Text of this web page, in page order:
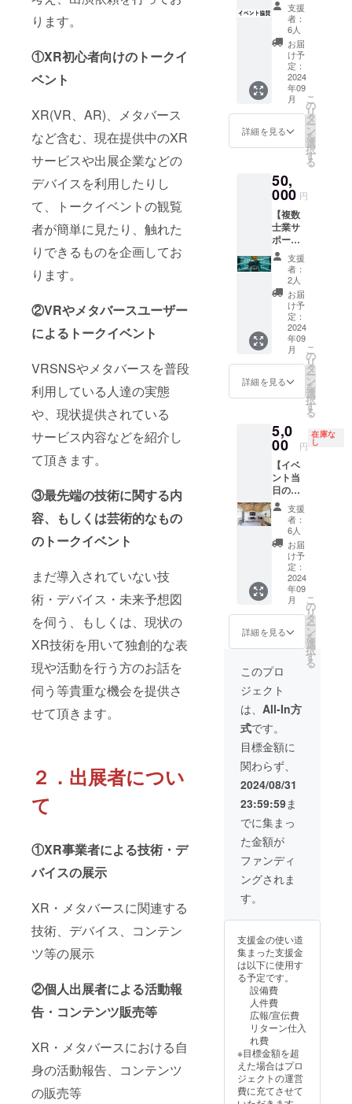
ります。
①XR初心者向けのトークイ
ベント
XR(VR、AR)、メタバース
など含む、現在提供中のXR
サービスや出展企業などの
デバイスを利用したりし
て、トークイベントの観覧
者が簡単に見たり、触れた
りできるものを企画してお
ります。
②VRやメタバースユーザー
によるトークイベント
VRSNSやメタバースを普段
利用している人達の実態
や、現状提供されている
サービス内容などを紹介し
て頂きます。
③最先端の技術に関する内
容、もしくは芸術的なもの
のトークイベント
まだ導入されていない技
術・デバイス・未来予想図
を伺う、もしくは、現状の
XR技術を用いて独創的な表
現や活動を行う方のお話を
伺う等貴重な機会を提供さ
せて頂きます。
２．出展者につい
て
①XR事業者による技術・デ
バイスの展示
XR・メタバースに関連する
技術、デバイス、コンテン
ツ等の展示
②個人出展者による活動報
告・コンテンツ販売等
XR・メタバースにおける自
身の活動報告、コンテンツ
の販売等
をご記
入くだ
さい。
・掲載
期間：
2024年
9月初旬
～イベ
ント終
(予定)
(予定)
※販売
数が多
い場合
は更に
お時間
を要す
場合が
ありま
弊社
Webサ
ント
ページ
内に支
援者様
のお名
前(ニッ
クネー
ム)を掲
載 ・掲
載方
法：文
字の
み、ロ
ゴ／バ
ナーの
不可 ・
ご指定
アカウ
ント名
のまま
掲載致
しま
す。 ・
アカウ
ント名
と異な
る名前
で掲載
ご希望
の場合
は必ず
備考欄
される
お名前
入くだ
さい。
・掲載
期間：
2024年
9月初旬
～イベ
ント終
了まで
(予定)
28日
(土) ・
出展者
準備、
搬入開
始：
11：
00(予
定) ・イ
ベント
時間：
終退
出：
19：00
※ご連絡
事項※
・当日
の展示
内容に
ついて
概要を
備考欄
にご記
入くだ
さい。
・ブー
装飾
品、展
搬入・
当日搬
出が可
能な範
囲でお
願い致
しま
す。 ・
電力使
用を希
望され
る場合
は事前
にお知
らせく
い。
また、
電力を
使用す
る展示
等は実
施でき
ませ
ん。 ・
来場者
の方へ
の現地
での対
面販売
を希望
される
場合は
事前に
お知ら
せくだ
展希望
内容が
本イベ
ント内
容と乖
離して
いると
判断し
た場合
は、
出展を
ご遠慮
頂く場
合があ
りま
・メイ
ンビ
ジュア
ル：ピ
ンク、
ルー、
グリー
ン ・サ
イズ展
開：Lサ
開：白
・発送
予定：
2024年
9月中旬
～下旬
●弊社
Webサ
イトの
本イベ
ント
ページ
内に支
援者様
のお名
前(ニッ
クネー
法：文
字の
み、ロ
ゴ／バ
ナーの
掲載は
不可 ・
ご指定
が無い
場合は
アカウ
ント名
のまま
掲載致
しま
アカウ
ント名
る名前
で掲載
ご希望
の場合
備考欄
に希望
される
お名前
をご記
入くだ
さい。
・掲載
期間：
2024年
9月初旬
～イベ
ント終
ントの
協賛企
業・団
体等を
募集し
ます！
MIN合
同会社
は本イ
ベント
だけで
なく、
メタ
バー
ス、
XR(VR
・AR
等)の普
及や
ユー
ザー間
交流促
進、事
業者支
援、並
びにそ
れらに
関連し
た地域
と 考え
ており
ます。
次回の
Metapa
vilion(
メタパ
ビリオ
ン)開催
の為に
も何卒
協賛の
ご協力
をお願
い致し
ます。
●本イベ
への掲
社Web
サイト
の本イ
ベント
ページ
内に支
援者様
のお名
クネー
ム)を掲
載 ・掲
載方
法：文
字＆ロ
ゴ／バ
能 ・個
別に連
絡致し
ますの
で、掲
載情報
をご提
供くだ
さい。
・掲載
期間：
2024年
9月初旬
～イベ
ント終
支援
者：
6人
お届
け予
定：
2024
年09
月
詳細を見る
こ
の
リ
タ
ー
ン
を
選
択
す
る
50,
000 円
【複数
士業サ
ポー
ト、相
談】
MIN合
同会社
に所属
する専
門家メ
ンバー
への相
談実施
メタ
バー
ス・XR
Web3.0
につい
ても見
識のあ
る専門
家が
揃って
います
ので、
そのよ
うな新
規分野
に関す
る事業
内容や
計画に
ついて
ろん、
一般の
事業活
動にお
ける相
談や個
人的な
相続関
連等の
相談も
可能で
す。 ・
所属専
門家：
公認会
計士、
税理
士、弁
士、行
政書士
・実施
方法：
Zoom等
のオン
ライン
相談を
予定 ・
提供時
期：任
意(ご利
用希望
者様と
対象専
支援
者：
2人
お届
け予
定：
2024
年09
月
詳細を見る
こ
の
リ
タ
ー
ン
を
選
択
す
る
5,0
00 円
在庫な
し
【イベ
ント当
日の個
人出展
枠】 イ
ベント
当日の
出展ス
ペース
への個
人出展
枠 ・イ
ベント
会場内
で出展
が可能
です ・
XR(VR
や
AR)、
メタ
バース
に関わ
るご自
身のコ
ンテン
ツや商
品につ
いて展
示可能
・ス
ペース
は
900×45
を予定
イム
テーブ
ル※ ・
日程：9
月28日
(土) ・
出展者
準備、
始：
11：
00(予
定) ・イ
支援
者：
6人
お届
け予
定：
2024
年09
月
詳細を見る
こ
の
リ
タ
ー
ン
を
選
択
す
る
このプロ
ジェクト
は、 All-In方
式です。
目標金額に
関わらず、
2024/08/31
23:59:59ま
でに集まっ
た金額が
ファンディ
ングされま
す。
支援金の使い道
集まった支援金
は以下に使用す
る予定です。
設備費
人件費
広報/宣伝費
リターン仕入
れ費
※目標金額を超
えた場合はプロ
ジェクトの運営
費に充てさせて